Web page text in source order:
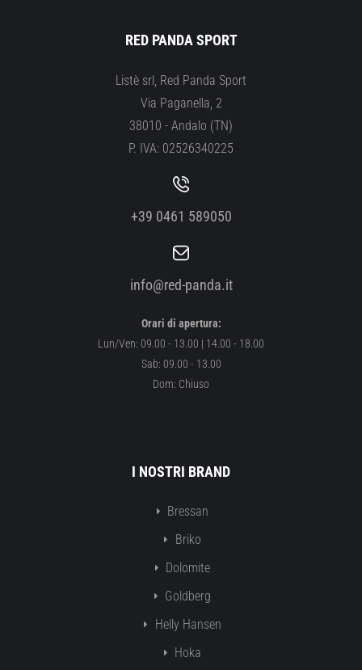
RED PANDA SPORT
Listè srl, Red Panda Sport
Via Paganella, 2
38010 - Andalo (TN)
P. IVA: 02526340225
+39 0461 589050
info@red-panda.it
Orari di apertura:
Lun/Ven: 09.00 - 13.00 | 14.00 - 18.00
Sab: 09.00 - 13.00
Dom: Chiuso
I NOSTRI BRAND
Bressan
Briko
Dolomite
Goldberg
Helly Hansen
Hoka